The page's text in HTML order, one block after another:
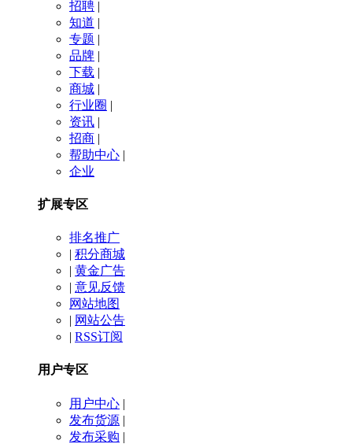
招聘 |
知道 |
专题 |
品牌 |
下载 |
商城 |
行业圈 |
资讯 |
招商 |
帮助中心 |
企业
扩展专区
排名推广
| 积分商城
| 黄金广告
| 意见反馈
网站地图
| 网站公告
| RSS订阅
用户专区
用户中心 |
发布货源 |
发布采购 |